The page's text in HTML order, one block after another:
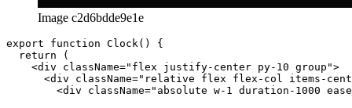
Image c2d6bdde9e1e
export function Clock() {